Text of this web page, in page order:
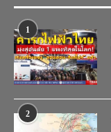
1
2